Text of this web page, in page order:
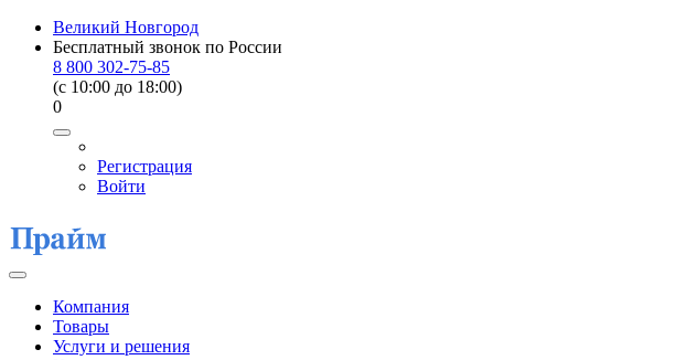
Великий Новгород
Бесплатный звонок по России
8 800 302-75-85
(c 10:00 до 18:00)
0
Регистрация
Войти
Компания
Товары
Услуги и решения